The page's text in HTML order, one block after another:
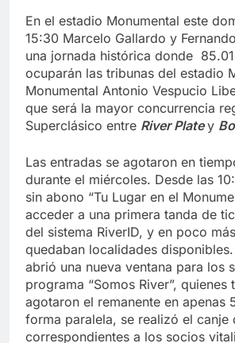
En el estadio Monumental este
15:30 Marcelo Gallardo y
una jornada histórica donde
ocuparán las tribunas del estadio
Monumental Antonio Vespucio
que será la mayor concurrencia
Superclásico entre River Platey
Las entradas se agotaron en
durante el miércoles. Desde las
sin abono “Tu Lugar en el
acceder a una primera tanda de
del sistema RiverID, y en poco
quedaban localidades
abrió una nueva ventana para los
programa “Somos River”, quienes
agotaron el remanente en apenas
forma paralela, se realizó el canje
correspondientes a los socios